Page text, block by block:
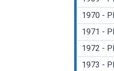
1970 -
1971 -
1972 -
1973 -